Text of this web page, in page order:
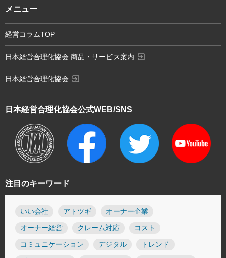
注目のキーワード
いい会社 アトツギ オーナー企業
オーナー経営 クレーム対応 コスト
コミュニケーション デジタル トレンド
日本経営合理化協会公式WEB/SNS
メニュー
経営コラムTOP
日本経営合理化協会 商品・サービス案内 exit_to_app
日本経営合理化協会 exit_to_app